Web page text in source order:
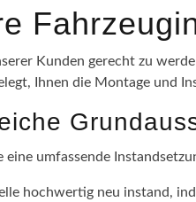
Kunden gerecht zu
Ihnen die Montage und
umfassende
hochwertig neu instand,